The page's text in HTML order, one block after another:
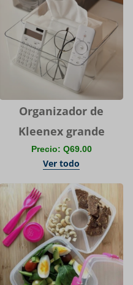
Organizador de
Kleenex grande
Precio: Q69.00
Ver todo